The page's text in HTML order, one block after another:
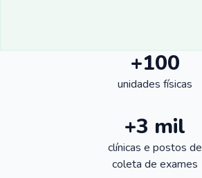
+100
unidades físicas
+3 mil
clínicas e postos de
coleta de exames